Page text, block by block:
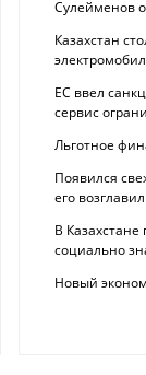
Сулейменов
Казахстан
ЕС ввел
сервис
Льготное
Появился
его возглавил
В
социально
Новый